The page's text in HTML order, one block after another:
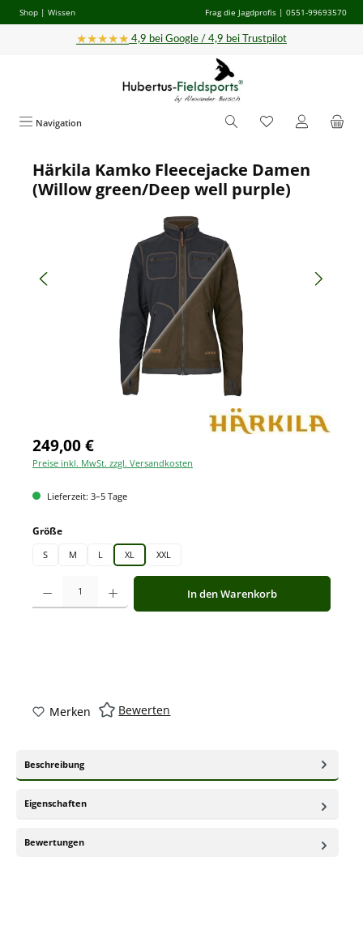
Zum Hauptinhalt springen
Shop | Wissen Frag die Jagdprofis | 0551-99693570
★★★★★ 4,9 bei Google / 4,9 bei Trustpilot
Navigation
Bildergalerie überspringen
Härkila Kamko Fleecejacke Damen
(Willow green/Deep well purple)
249,00 €
Preise inkl. MwSt. zzgl. Versandkosten
Lieferzeit: 3–5 Tage
Größeauswählen
S M L XL XXL
Produkt Anzahl: Gib den gewünschten Wert ein oder benutze die
In den Warenkorb
Merken Bewerten
Beschreibung
Eigenschaften
Bewertungen